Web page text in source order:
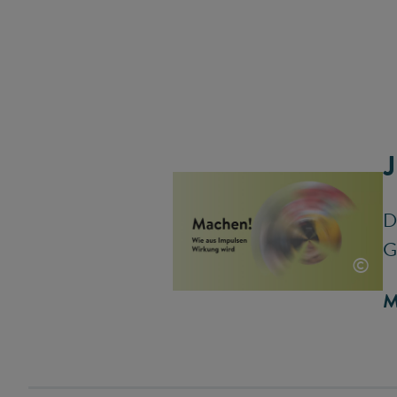
©